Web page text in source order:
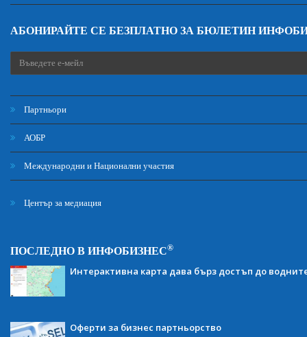
АБОНИРАЙТЕ СЕ БЕЗПЛАТНО ЗА БЮЛЕТИН
Партньори
АОБР
Международни и Национални участия
Център за медиация
ПОСЛЕДНО В ИНФОБИЗНЕС®
Интерактивна карта дава бърз достъп до
Оферти за бизнес партньорство